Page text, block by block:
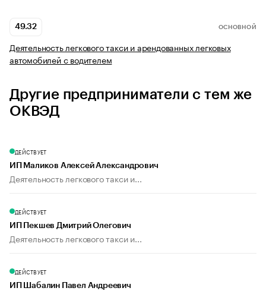
49.32 ОСНОВНОЙ
Деятельность легкового такси и арендованных легковых
автомобилей с водителем
Другие предприниматели с тем же
ОКВЭД
ДЕЙСТВУЕТ
ИП Маликов Алексей Александрович
Деятельность легкового такси и...
ДЕЙСТВУЕТ
ИП Пекшев Дмитрий Олегович
Деятельность легкового такси и...
ДЕЙСТВУЕТ
ИП Шабалин Павел Андреевич